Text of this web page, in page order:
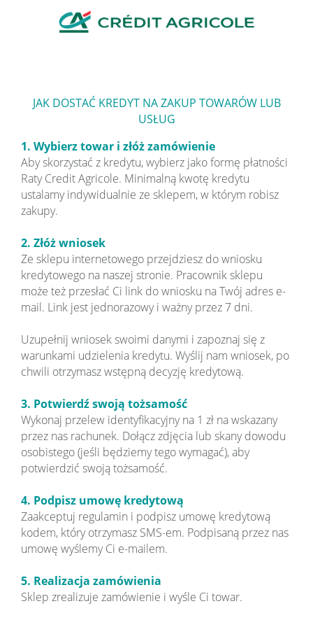
JAK DOSTAĆ KREDYT NA ZAKUP TOWARÓW LUB
USŁUG
1. Wybierz towar i złóż zamówienie
Aby skorzystać z kredytu, wybierz jako formę płatności
Raty Credit Agricole. Minimalną kwotę kredytu
ustalamy indywidualnie ze sklepem, w którym robisz
zakupy.
2. Złóż wniosek
Ze sklepu internetowego przejdziesz do wniosku
kredytowego na naszej stronie. Pracownik sklepu
może też przesłać Ci link do wniosku na Twój adres e-
mail. Link jest jednorazowy i ważny przez 7 dni.
Uzupełnij wniosek swoimi danymi i zapoznaj się z
warunkami udzielenia kredytu. Wyślij nam wniosek, po
chwili otrzymasz wstępną decyzję kredytową.
3. Potwierdź swoją tożsamość
Wykonaj przelew identyfikacyjny na 1 zł na wskazany
przez nas rachunek. Dołącz zdjęcia lub skany dowodu
osobistego (jeśli będziemy tego wymagać), aby
potwierdzić swoją tożsamość.
4. Podpisz umowę kredytową
Zaakceptuj regulamin i podpisz umowę kredytową
kodem, który otrzymasz SMS-em. Podpisaną przez nas
umowę wyślemy Ci e-mailem.
5. Realizacja zamówienia
Sklep zrealizuje zamówienie i wyśle Ci towar.